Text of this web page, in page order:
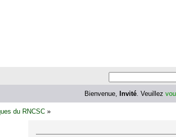
Bienvenue, Invité. Veuillez
du RNCSC »